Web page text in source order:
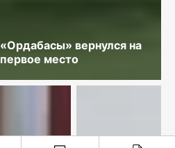
«Ордабасы» вернулся на
первое место